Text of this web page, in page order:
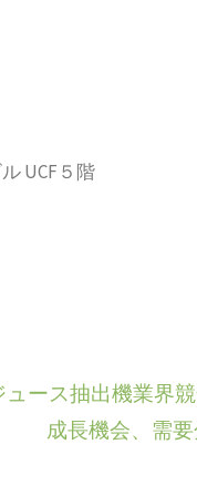
UCF５階
ュース抽出機業界
成長機会、需